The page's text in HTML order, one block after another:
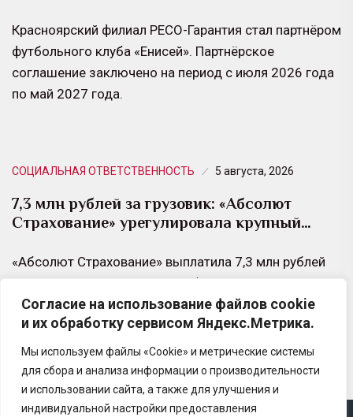
Согласие на использование файлов cookie
и их обработку сервисом Яндекс.Метрика.
Мы используем файлы «Cookie» и метрические системы
для сбора и анализа информации о производительности
и использовании сайта, а также для улучшения и
индивидуальной настройки предоставления
Красноярский филиал РЕСО-Гарантия стал партнёром
футбольного клуба «Енисей». Партнёрское
соглашение заключено на период с июля 2026 года
по май 2027 года.
СОЦИАЛЬНАЯ ОТВЕТСТВЕННОСТЬ 5 августа, 2026
7,3 млн рублей за грузовик: «Абсолют
Страхование» урегулировала крупный…
«Абсолют Страхование» выплатила 7,3 млн рублей
владельцу грузового автомобиля SANY, который
получил критические повреждения в результате ДТП
на трассе М5.